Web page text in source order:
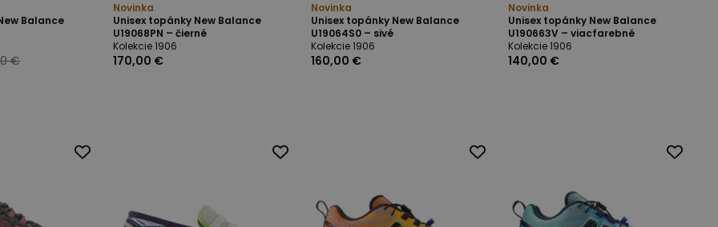
Balance
€
Novinka
Unisex topánky New Balance
U19068PN – čierné
Kolekcie 1906
170,00 €
Novinka
Unisex topánky New Balance
U19064S0 – sivé
Kolekcie 1906
160,00 €
Novinka
Unisex topánky New Balance
U190663V – viacfarebné
Kolekcie 1906
140,00 €